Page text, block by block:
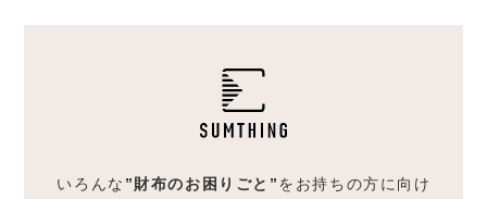
いろんな ”財布のお困りごと”をお持ちの方に向け